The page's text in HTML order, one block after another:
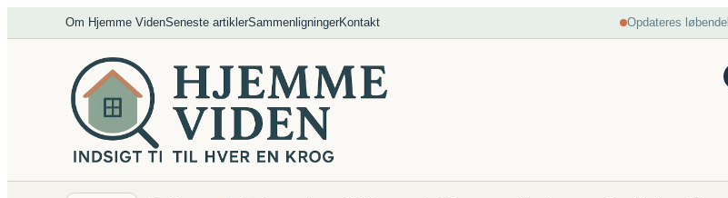
til
Om Hjemme VidenSeneste artiklerSammenligningerKontakt Opdateres løbende